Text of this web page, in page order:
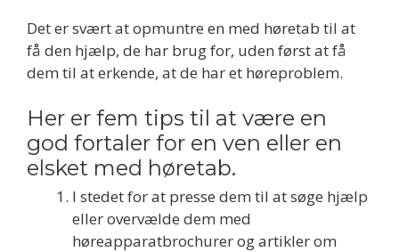
Det er svært at opmuntre en med høretab til at
få den hjælp, de har brug for, uden først at få
dem til at erkende, at de har et høreproblem.
Her er fem tips til at være en
god fortaler for en ven eller en
elsket med høretab.
I stedet for at presse dem til at søge hjælp
eller overvælde dem med
høreapparatbrochurer og artikler om